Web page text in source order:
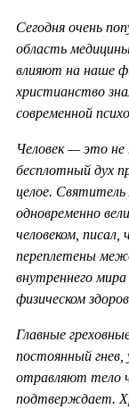
Сегодня очень
область
влияют на наше
христианство
современной
Человек — это не
бесплотный дух
целое.
одновременно
человеком,
переплетены
внутреннего
физическом
Главные
постоянный гнев,
отравляют тело
подтверждает.